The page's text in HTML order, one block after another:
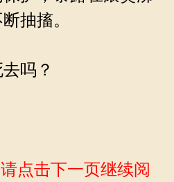
抽搐。
吗？
点击下一页继续阅